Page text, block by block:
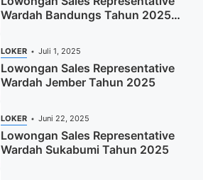
Wardah Bandungs Tahun 2025
LOKER Juli 1, 2025
Lowongan Sales Representative
Wardah Jember Tahun 2025
LOKER Juni 22, 2025
Lowongan Sales Representative
Wardah Sukabumi Tahun 2025